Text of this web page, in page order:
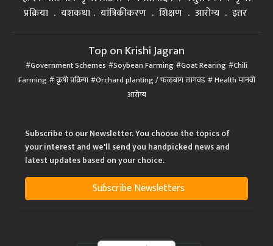
प्रक्रिया
यशकथा यांत्रिकीकरण शिक्षण आरोग्य इतर
Top on Krishi Jagran
Government Schemes Soybean Farming Goat Rearing Chili
Farming कृषी प्रक्रिया Orchard planting / फळबाग लागवड Health मानवी
आरोग्य
Subscribe to our Newsletter. You choose the topics of
your interest and we'll send you handpicked news and
latest updates based on your choice.
Subscribe Newsletters